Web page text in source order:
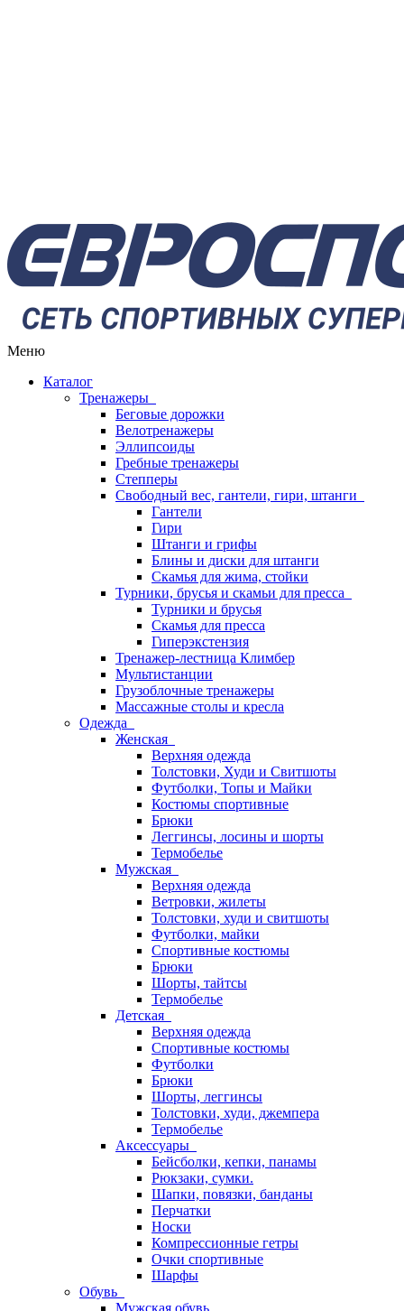
Меню
Каталог
Тренажеры
Беговые дорожки
Велотренажеры
Эллипсоиды
Гребные тренажеры
Степперы
Свободный вес, гантели, гири, штанги
Гантели
Гири
Штанги и грифы
Блины и диски для штанги
Скамья для жима, стойки
Турники, брусья и скамьи для пресса
Турники и брусья
Скамья для пресса
Гиперэкстензия
Тренажер-лестница Климбер
Мультистанции
Грузоблочные тренажеры
Массажные столы и кресла
Одежда
Женская
Верхняя одежда
Толстовки, Худи и Свитшоты
Футболки, Топы и Майки
Костюмы спортивные
Брюки
Леггинсы, лосины и шорты
Термобелье
Мужская
Верхняя одежда
Ветровки, жилеты
Толстовки, худи и свитшоты
Футболки, майки
Спортивные костюмы
Брюки
Шорты, тайтсы
Термобелье
Детская
Верхняя одежда
Спортивные костюмы
Футболки
Брюки
Шорты, леггинсы
Толстовки, худи, джемпера
Термобелье
Аксессуары
Бейсболки, кепки, панамы
Рюкзаки, сумки.
Шапки, повязки, банданы
Перчатки
Носки
Компрессионные гетры
Очки спортивные
Шарфы
Обувь
Мужская обувь